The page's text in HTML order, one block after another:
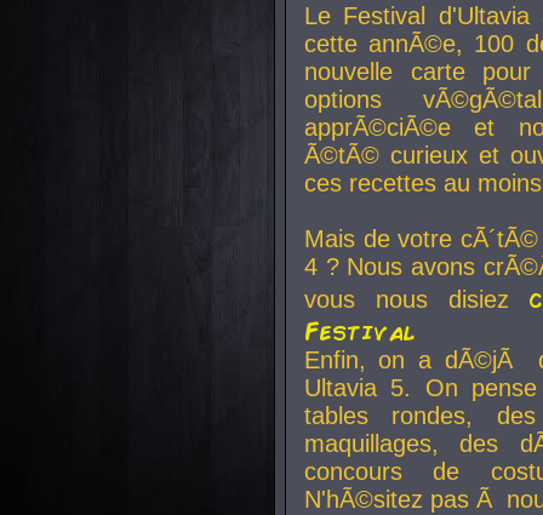
Le Festival
cette annÃ©e, 100
nouvelle carte
options
apprÃ©ciÃ©e et
Ã©tÃ© curieux et
ces recettes au
Mais de votre
4 ? Nous avons
vous nous disiez
Festival
Enfin, on a dÃ©jÃ
Ultavia 5. On
tables rondes,
maquillages, des
concours de
N'hÃ©sitez pas Ã